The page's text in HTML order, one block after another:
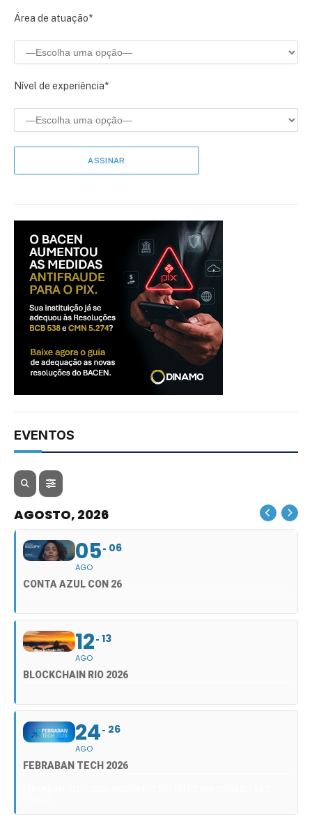
Área de atuação*
Nível de experiência*
EVENTOS
AGOSTO, 2026
05
AGO
06
CONTA AZUL CON 26
12
AGO
13
BLOCKCHAIN RIO 2026
24
AGO
26
FEBRABAN TECH 2026